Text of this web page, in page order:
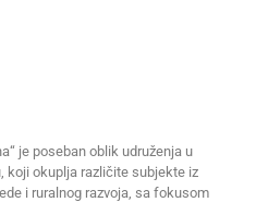
je poseban oblik udruženja u
koji okuplja različite subjekte iz
i ruralnog razvoja, sa fokusom